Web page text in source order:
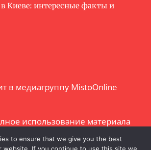
Киеве: интересные факты и
в медиагруппу MistoOnline
использование материала
разрешено с
to ensure that we give you the best